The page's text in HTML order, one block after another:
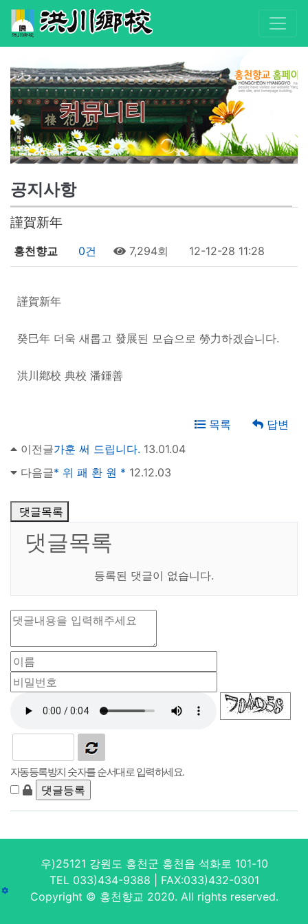
커뮤니티
공지사항
謹賀新年
홍천향교 0건 7,294회 12-12-28 11:28
謹賀新年
癸巳年 더욱 새롭고 發展된 모습으로 勞力하겠습니다.
洪川鄕校 典校 潘鍾善
목록
답변
이전글가훈 써 드립니다. 13.01.04
다음글* 위 패 환 원 * 12.12.03
댓글목록
댓글목록
등록된 댓글이 없습니다.
자동등록방지 숫자를 순서대로 입력하세요.
우)25121 강원도 홍천군 홍천읍 석화로 101-10
TEL 033)434-9388 | FAX:033)432-0301
Copyright © 홍천향교 2020. All rights reserved.